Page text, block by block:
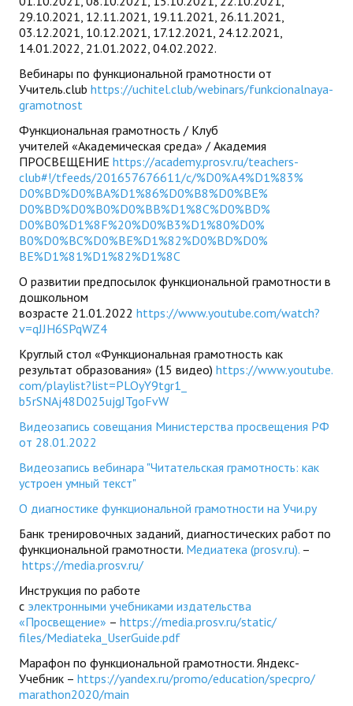
29.10.2021, 12.11.2021, 19.11.2021, 26.11.2021,
03.12.2021, 10.12.2021, 17.12.2021, 24.12.2021,
14.01.2022, 21.01.2022, 04.02.2022.
Вебинары по функциональной грамотности от
Учитель.club https://uchitel.club/webinars/funkcionalnaya-
gramotnost
Функциональная грамотность / Клуб
учителей «Академическая среда» / Академия
ПРОСВЕЩЕНИЕ https://academy.prosv.ru/teachers-
club#!/tfeeds/201657676611/c/%D0%A4%D1%83%
D0%BD%D0%BA%D1%86%D0%B8%D0%BE%
D0%BD%D0%B0%D0%BB%D1%8C%D0%BD%
D0%B0%D1%8F%20%D0%B3%D1%80%D0%
B0%D0%BC%D0%BE%D1%82%D0%BD%D0%
BE%D1%81%D1%82%D1%8C
О развитии предпосылок функциональной грамотности в
дошкольном
возрасте 21.01.2022 https://www.youtube.com/watch?
v=qJJH6SPqWZ4
Круглый стол «Функциональная грамотность как
результат образования» (15 видео) https://www.youtube.
com/playlist?list=PLOyY9tgr1_
b5rSNAj48D025ujgJTgoFvW
Видеозапись совещания Министерства просвещения РФ
от 28.01.2022
Видеозапись вебинара "Читательская грамотность: как
устроен умный текст"
О диагностике функциональной грамотности на Учи.ру
Банк тренировочных заданий, диагностических работ по
функциональной грамотности. Медиатека (prosv.ru). –
https://media.prosv.ru/
Инструкция по работе
с электронными учебниками издательства
«Просвещение» – https://media.prosv.ru/static/
files/Mediateka_UserGuide.pdf
Марафон по функциональной грамотности. Яндекс-
Учебник – https://yandex.ru/promo/education/specpro/
marathon2020/main